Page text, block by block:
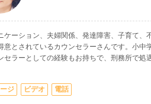
ケーション、夫婦関係、発達障害、子育て、
意とされているカウンセラーさんです。小中
セラーとしての経験もお持ちで、刑務所で処
ジ ビデオ 電話